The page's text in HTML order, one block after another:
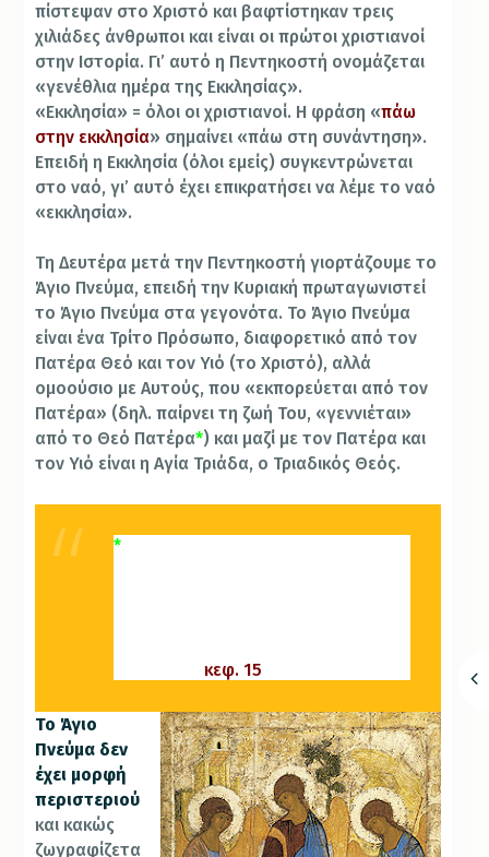
πίστεψαν στο Χριστό και βαφτίστηκαν τρεις
χιλιάδες άνθρωποι και είναι οι πρώτοι χριστιανοί
στην Ιστορία. Γι’ αυτό η Πεντηκοστή ονομάζεται
«γενέθλια ημέρα της Εκκλησίας».
«Εκκλησία» = όλοι οι χριστιανοί. Η φράση «πάω
στην εκκλησία» σημαίνει «πάω στη συνάντηση».
Επειδή η Εκκλησία (όλοι εμείς) συγκεντρώνεται
στο ναό, γι’ αυτό έχει επικρατήσει να λέμε το ναό
«εκκλησία».
Τη Δευτέρα μετά την Πεντηκοστή γιορτάζουμε το
Άγιο Πνεύμα, επειδή την Κυριακή πρωταγωνιστεί
το Άγιο Πνεύμα στα γεγονότα. Το Άγιο Πνεύμα
είναι ένα Τρίτο Πρόσωπο, διαφορετικό από τον
Πατέρα Θεό και τον Υιό (το Χριστό), αλλά
ομοούσιο με Αυτούς, που «εκπορεύεται από τον
Πατέρα» (δηλ. παίρνει τη ζωή Του, «γεννιέται»
από το Θεό Πατέρα*) και μαζί με τον Πατέρα και
τον Υιό είναι η Αγία Τριάδα, ο Τριαδικός Θεός.
*
ευαγγέλιο,κεφ. 15
Το Άγιο
Πνεύμα δεν
έχει μορφή
περιστεριού
και κακώς
ζωγραφίζετα